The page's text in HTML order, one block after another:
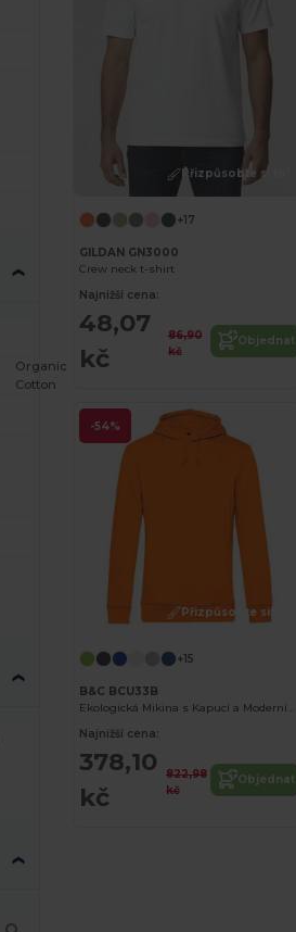
Přizpůsobte si to!
+17
GILDAN GN3000
Crew neck t-shirt
Najnižší cena:
48,07
kč
86,90
kč
Objednat
-54%
Organic
Cotton
Přizpůsobte si to!
+15
B&C BCU33B
Najnižší cena:
378,10
kč
822,98
kč
Objednat